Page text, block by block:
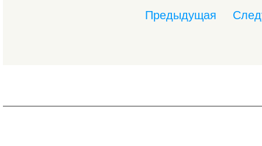
Предыдущая